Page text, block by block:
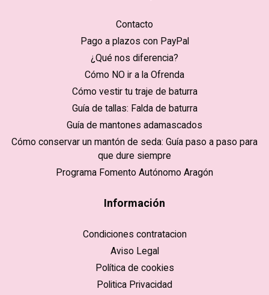
Contacto
Pago a plazos con PayPal
¿Qué nos diferencia?
Cómo NO ir a la Ofrenda
Cómo vestir tu traje de baturra
Guía de tallas: Falda de baturra
Guía de mantones adamascados
Cómo conservar un mantón de seda: Guía paso a paso para
que dure siempre
Programa Fomento Autónomo Aragón
Información
Condiciones contratacion
Aviso Legal
Política de cookies
Politica Privacidad